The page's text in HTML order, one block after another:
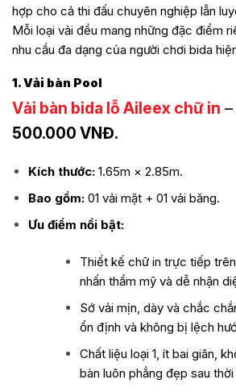
hợp cho cả thi đấu chuyên nghiệp lẫn
Mỗi loại vải đều mang những đặc điểm
nhu cầu đa dạng của người chơi bida
1. Vải bàn Pool
Vải bàn bida lỗ Aileex chữ in –
500.000 VNĐ.
Kích thước: 1.65m × 2.85m.
Bao gồm:01 vải mặt + 01 vải băng.
Ưu điểm nổi bật:
Thiết kế chữ in trực tiếp
nhấn thẩm mỹ và dễ nhận
Sớ vải mịn, dày và chắc
ổn định và không bị lệch
Chất liệu loại 1, ít bai giãn,
bàn luôn phẳng đẹp sau